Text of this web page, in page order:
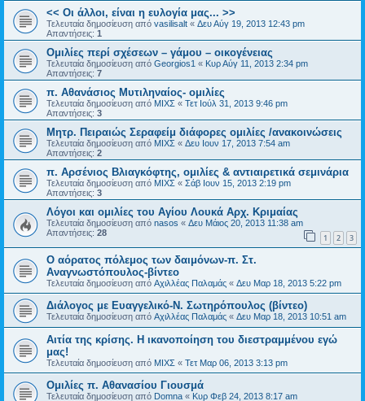
<< Οι άλλοι, είναι η ευλογία μας... >>
Τελευταία δημοσίευση από vasilisalt « Δευ Αύγ 19, 2013 12:43 pm
Απαντήσεις: 1
Ομιλίες περί σχέσεων – γάμου – οικογένειας
Τελευταία δημοσίευση από Georgios1 « Κυρ Αύγ 11, 2013 2:34 pm
Απαντήσεις: 7
π. Αθανάσιος Μυτιληναίος- ομιλίες
Τελευταία δημοσίευση από ΜΙΧΣ « Τετ Ιούλ 31, 2013 9:46 pm
Απαντήσεις: 3
Μητρ. Πειραιώς Σεραφείμ διάφορες ομιλίες /ανακοινώσεις
Τελευταία δημοσίευση από ΜΙΧΣ « Δευ Ιουν 17, 2013 7:54 am
Απαντήσεις: 2
π. Αρσένιος Βλιαγκόφτης, ομιλίες & αντιαιρετικά σεμινάρια
Τελευταία δημοσίευση από ΜΙΧΣ « Σάβ Ιουν 15, 2013 2:19 pm
Απαντήσεις: 3
Λόγοι και ομιλίες του Αγίου Λουκά Αρχ. Κριμαίας
Τελευταία δημοσίευση από nasos « Δευ Μάιος 20, 2013 11:38 am
Απαντήσεις: 28 1 2 3
Ο αόρατος πόλεμος των δαιμόνων-π. Στ.
Αναγνωστόπουλος-βίντεο
Τελευταία δημοσίευση από Αχιλλέας Παλαμάς « Δευ Μαρ 18, 2013 5:22 pm
Διάλογος με Ευαγγελικό-Ν. Σωτηρόπουλος (βίντεο)
Τελευταία δημοσίευση από Αχιλλέας Παλαμάς « Δευ Μαρ 18, 2013 10:51 am
Αιτία της κρίσης. Η ικανοποίηση του διεστραμμένου εγώ
μας!
Τελευταία δημοσίευση από ΜΙΧΣ « Τετ Μαρ 06, 2013 3:13 pm
Ομιλίες π. Αθανασίου Γιουσμά
Τελευταία δημοσίευση από Domna « Κυρ Φεβ 24, 2013 8:17 am